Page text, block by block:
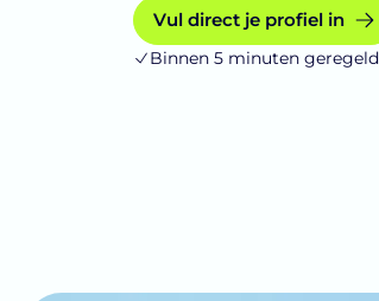
Vul direct je profiel in
Binnen 5 minuten geregeld